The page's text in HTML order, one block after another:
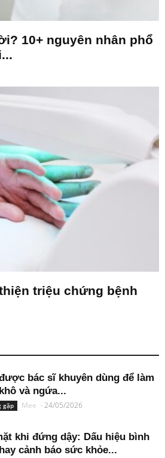
10+ nguyên nhân phổ
triệu chứng bệnh
bác sĩ khuyên dùng để làm
và ngứa...
gặp Mee -24/05/2026
khi đứng dậy: Dấu hiệu bình
cảnh báo sức khỏe...